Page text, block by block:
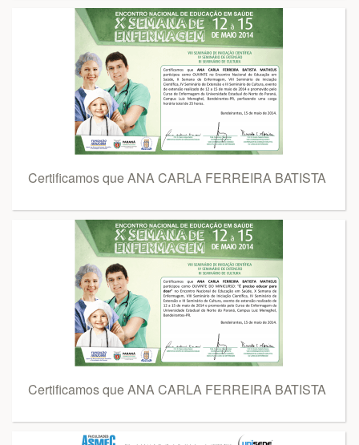
Certificamos que ANA CARLA FERREIRA BATISTA
Certificamos que ANA CARLA FERREIRA BATISTA